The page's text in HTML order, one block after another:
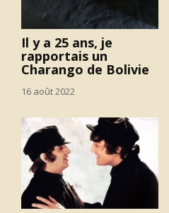
Il y a 25 ans, je
rapportais un
Charango de Bolivie
16 août 2022